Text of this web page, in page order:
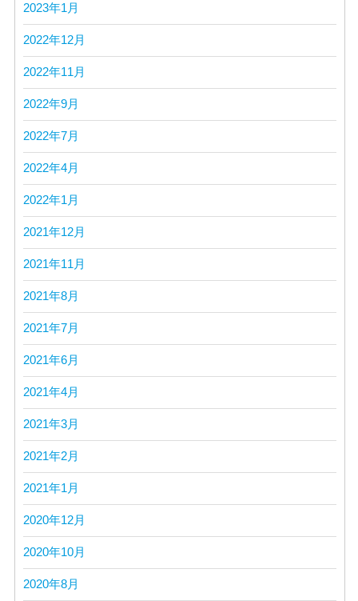
2023年1月
2022年12月
2022年11月
2022年9月
2022年7月
2022年4月
2022年1月
2021年12月
2021年11月
2021年8月
2021年7月
2021年6月
2021年4月
2021年3月
2021年2月
2021年1月
2020年12月
2020年10月
2020年8月